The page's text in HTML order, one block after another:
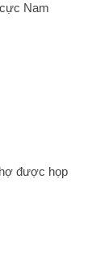
Nam
được họp